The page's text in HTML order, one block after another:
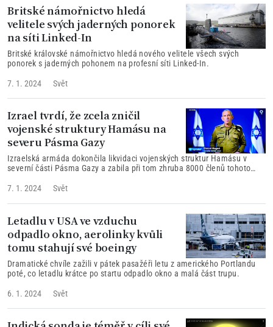
Britské námořnictvo hledá
velitele svých jaderných ponorek
na síti Linked-In
Britské královské námořnictvo hledá nového velitele všech svých
ponorek s jaderných pohonem na profesní síti Linked-In.
7. 1. 2024 Svět
Izrael tvrdí, že zcela zničil
vojenské struktury Hamásu na
severu Pásma Gazy
Izraelská armáda dokončila likvidaci vojenských struktur Hamásu v
severní části Pásma Gazy a zabila při tom zhruba 8000 členů tohoto
7. 1. 2024
Svět
Letadlu v USA ve vzduchu
odpadlo okno, aerolinky kvůli
tomu stahují své boeingy
Dramatické chvíle zažili v pátek pasažéři letu z amerického Portlandu
poté, co letadlu krátce po startu odpadlo okno a malá část trupu.
6. 1. 2024 Svět